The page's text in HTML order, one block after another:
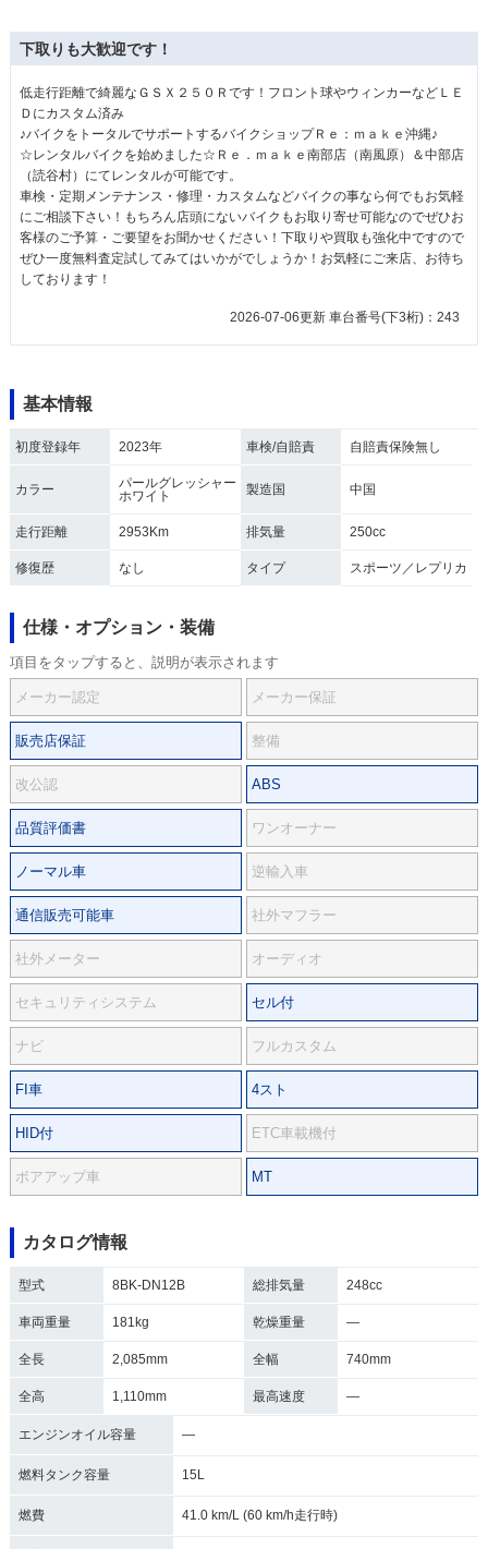
下取りも大歓迎です！
低走行距離で綺麗なＧＳＸ２５０Ｒです！フロント球やウィンカーなどＬＥ
Ｄにカスタム済み
♪バイクをトータルでサポートするバイクショップＲｅ：ｍａｋｅ沖縄♪
☆レンタルバイクを始めました☆Ｒｅ．ｍａｋｅ南部店（南風原）＆中部店
（読谷村）にてレンタルが可能です。
車検・定期メンテナンス・修理・カスタムなどバイクの事なら何でもお気軽
にご相談下さい！もちろん店頭にないバイクもお取り寄せ可能なのでぜひお
客様のご予算・ご要望をお聞かせください！下取りや買取も強化中ですので
ぜひ一度無料査定試してみてはいかがでしょうか！お気軽にご来店、お待ち
しております！
2026-07-06更新 車台番号(下3桁)：243
基本情報
初度登録年 2023年 車検/自賠責 自賠責保険無し
カラー
パールグレッシャー
ホワイト
製造国 中国
走行距離 2953Km 排気量 250cc
修復歴 なし タイプ スポーツ／レプリカ
仕様・オプション・装備
項目をタップすると、説明が表示されます
メーカー認定 メーカー保証
販売店保証 整備
改公認 ABS
品質評価書 ワンオーナー
ノーマル車 逆輸入車
通信販売可能車 社外マフラー
社外メーター オーディオ
セキュリティシステム セル付
ナビ フルカスタム
FI車 4スト
HID付 ETC車載機付
ボアアップ車 MT
カタログ情報
型式 8BK-DN12B 総排気量 248cc
車両重量 181kg 乾燥重量 ―
全長 2,085mm 全幅 740mm
全高 1,110mm 最高速度 ―
エンジンオイル容量 ―
燃料タンク容量 15L
燃費 41.0 km/L (60 km/h走行時)